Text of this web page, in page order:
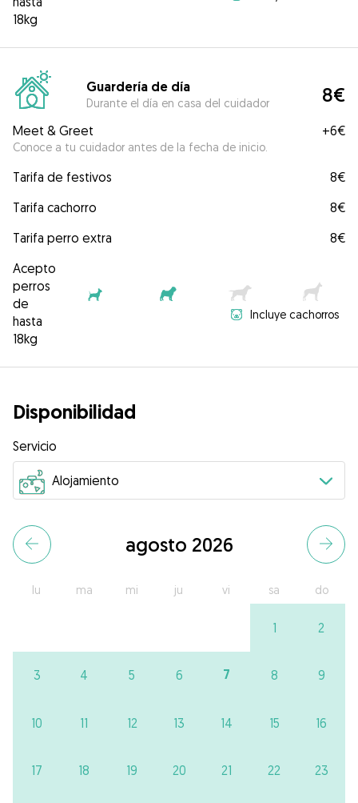
18kg
Guardería de día
Durante el día en casa del cuidador 8€
Meet & Greet
Conoce a tu cuidador antes de la fecha de inicio.
+6€
Tarifa de festivos
8€
Tarifa cachorro
8€
Tarifa perro extra
8€
Acepto
perros
de
hasta
18kg
Incluye cachorros
Disponibilidad
Servicio
agosto 2026
lu ma mi ju vi sa do
1 2
3 4 5 6 7 8 9
10 11 12 13 14 15 16
17 18 19 20 21 22 23